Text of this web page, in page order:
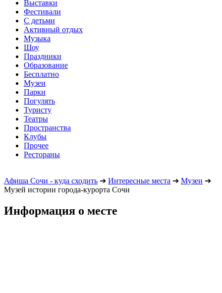
Выставки
Фестивали
С детьми
Активный отдых
Музыка
Шоу
Праздники
Образование
Бесплатно
Музеи
Парки
Погулять
Туристу
Театры
Пространства
Клубы
Прочее
Рестораны
Афиша Сочи - куда сходить ➔ Интересные места ➔ Музеи ➔
Музей истории города-курорта Сочи
Информация о месте